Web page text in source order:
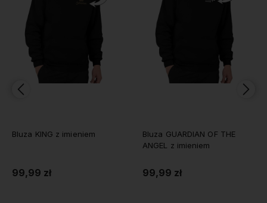
Bluza GUARDIAN OF THE
99,99 zł
Bluza z kapturem
imionami dla chłopaka
99,99 zł